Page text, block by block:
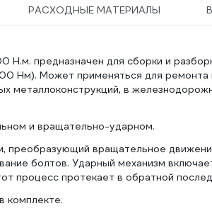
РАСХОДНЫЕ МАТЕРИАЛЫ
Н.м. предназначен для сборки и
Нм). Может применяться для ремонта
металлоконструкций, в
и вращательно-ударном.
преобразующий вращательное
болтов. Ударный механизм
процесс протекает в обратной
комплекте.